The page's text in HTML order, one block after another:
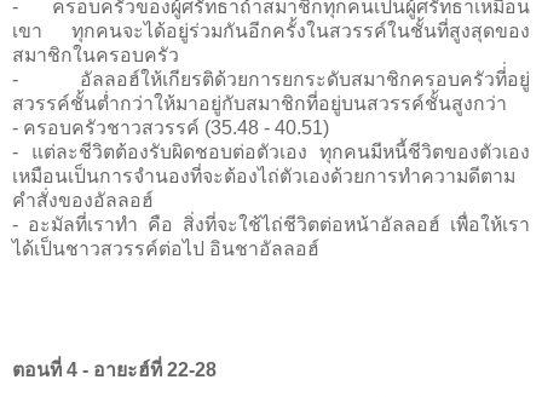
- ครอบครัวของผู้ศรัทธาถ้าสมาชิกทุกคนเป็นผู้ศรัทธาเหมือน
เขา ทุกคนจะได้อยู่ร่วมกันอีกครั้งในสวรรค์ในชั้นที่สูงสุดของ
สมาชิกในครอบครัว
- อัลลอฮ์ให้เกียรติด้วยการยกระดับสมาชิกครอบครัวที่่อยู่
สวรรค์ชั้นต่ำกว่าให้มาอยู่กับสมาชิกที่อยู่บนสวรรค์ชั้นสูงกว่า
- ครอบครัวชาวสวรรค์ (35.48 - 40.51)
- แต่ละชีวิตต้องรับผิดชอบต่อตัวเอง ทุกคนมีหนี้ชีวิตของตัวเอง
เหมือนเป็นการจำนองที่จะต้องไถ่ตัวเองด้วยการทำความดีตาม
คำสั่งของอัลลอฮ์
- อะมัลที่เราทำ คือ สิ่งที่จะใช้ไถ่ชีวิตต่อหน้าอัลลอฮ์ เพื่อให้เรา
ได้เป็นชาวสวรรค์ต่อไป อินชาอัลลอฮ์
ตอนที่ 4 - อายะฮ์ที่ 22-28